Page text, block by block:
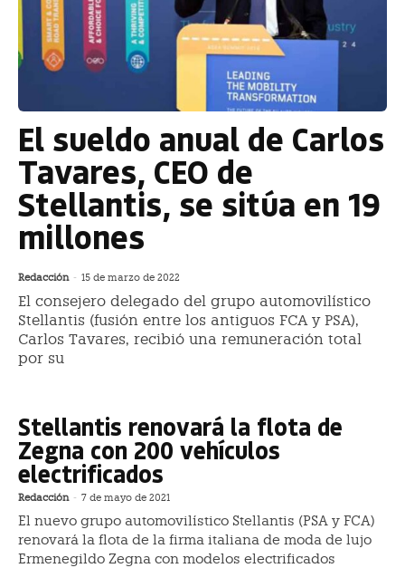
El sueldo anual de Carlos
Tavares, CEO de
Stellantis, se sitúa en 19
millones
Redacción - 15 de marzo de 2022
El consejero delegado del grupo automovilístico
Stellantis (fusión entre los antiguos FCA y PSA),
Carlos Tavares, recibió una remuneración total
por su
Stellantis renovará la flota de
Zegna con 200 vehículos
electrificados
Redacción - 7 de mayo de 2021
El nuevo grupo automovilístico Stellantis (PSA y FCA)
renovará la flota de la firma italiana de moda de lujo
Ermenegildo Zegna con modelos electrificados